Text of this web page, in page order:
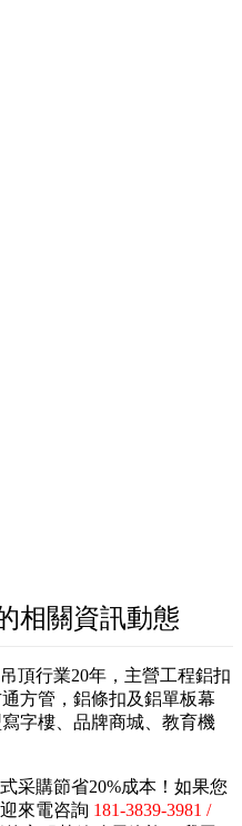
相關資訊動態
頂行業20年，主營工程鋁扣
方管，鋁條扣及鋁單板幕
字樓、品牌商城、教育機
采購節省20%成本！如果您
來電咨詢 181-3839-3981 /